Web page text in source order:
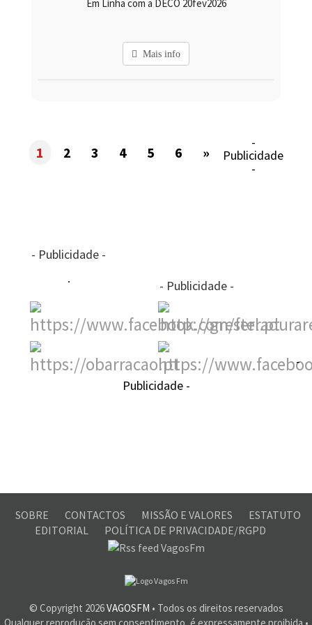
Em Linha com a DECO 20fev2026
Mais info
1 2 3 4 5 6 »
-
Publicidade
-
- Publicidade -
- Publicidade -
-
Publicidade -
SOBRE CONTACTOS MISSÃO E VALORES
ESTATUTO
EDITORIAL
POLÍTICA DE PRIVACIDADE/RGPD
© Copyright 2026VAGOSFM • Todos os direitos reservados